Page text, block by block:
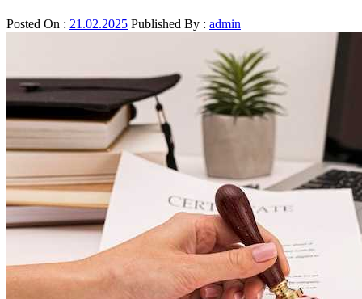
Posted On : 21.02.2025 Published By : admin